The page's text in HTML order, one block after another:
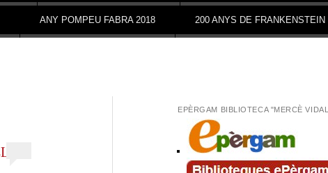
ANY POMPEU FABRA 2018 200 ANYS DE FRANKENSTEIN
EPÈRGAM BIBLIOTECA "MERCÈ